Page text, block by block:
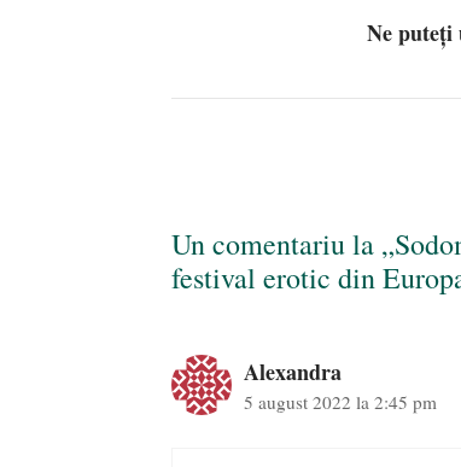
Ne puteți
Un comentariu la
festival erotic din
Alexandra
5 august 2022 la 2:45 pm